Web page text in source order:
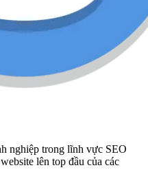
nghiệp trong lĩnh vực SEO
lên top đầu của các